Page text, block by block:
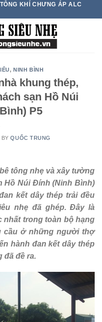
KHÍ CHƯNG ÁP ALC
,NINH BÌNH
khung thép,
sạn Hồ Núi
P5
BYQUỐC TRUNG
tông nhẹ và xây tường
Hồ Núi Đính (Ninh Bình)
kết dây thép trải đều
nhẹ đã ghép. Đây là
trong toàn bộ hạng
cầu ở những người thợ
hành đan kết dây thép
đã đề ra.